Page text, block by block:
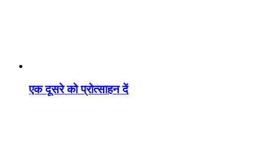
एक दूसरे को प्रोत्साहन दें